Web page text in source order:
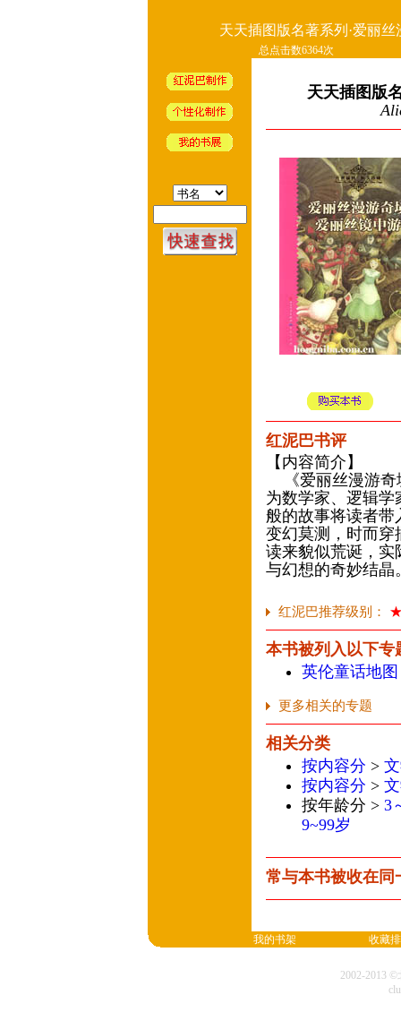
天天插图版名著系列·爱丽
总点击数6364次
天天插图版
红泥巴书评
【内容简介】
《爱丽丝漫游奇
为数学家、逻辑
般的故事将读者带
变幻莫测，时而穿
读来貌似荒诞，实
与幻想的奇妙结晶
红泥巴推荐级别：
本书被列入以下专
英伦童话地图
更多相关的专题
相关分类
按内容分 >
按内容分 >
按年龄分 > 3
9~99岁
常与本书被收在同
我的书架 收藏
2002-2013